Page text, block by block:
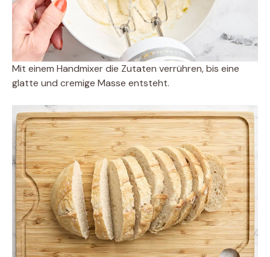
Mit einem Handmixer die Zutaten verrühren, bis eine
glatte und cremige Masse entsteht.